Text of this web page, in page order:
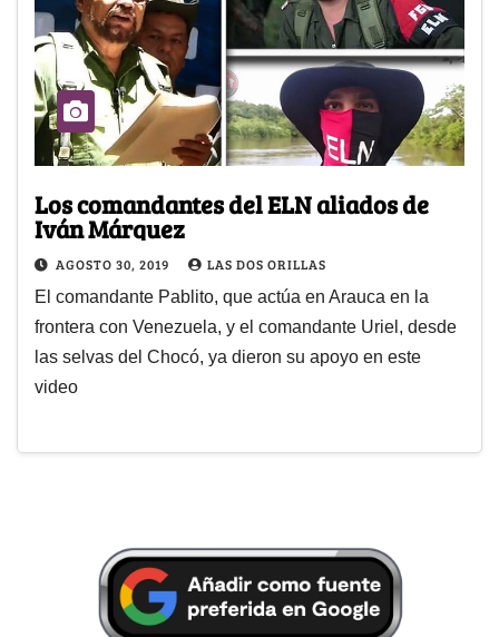
Los comandantes del ELN aliados de
Iván Márquez
AGOSTO 30, 2019 LAS DOS ORILLAS
El comandante Pablito, que actúa en Arauca en la
frontera con Venezuela, y el comandante Uriel, desde
las selvas del Chocó, ya dieron su apoyo en este
video